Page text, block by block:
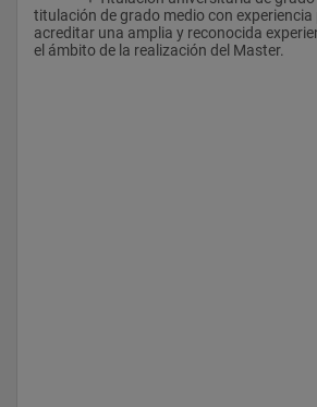
titulación de grado medio con
acreditar una amplia y reconocida
el ámbito de la realización del Master.